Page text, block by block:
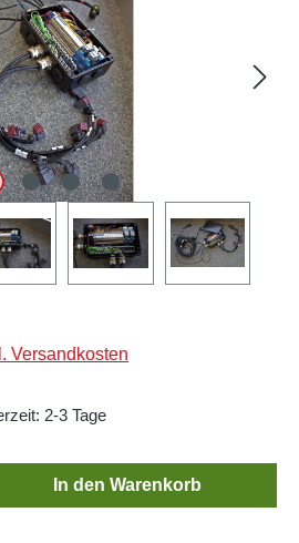
Versandkosten
2-3 Tage
Gib den gewünschten
In den Warenkorb